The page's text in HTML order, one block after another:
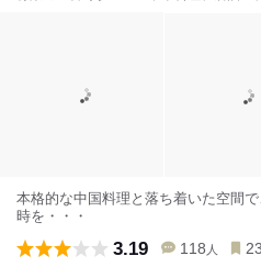
本格的な中国料理と落ち着いた空間
時を・・・
3.19 118 人